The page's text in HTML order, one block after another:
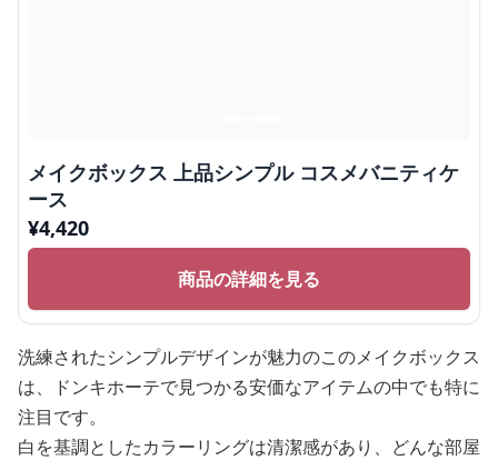
メイクボックス 上品シンプル コスメバニティケ
ース
¥4,420
商品の詳細を見る
洗練されたシンプルデザインが魅力のこのメイクボックス
は、ドンキホーテで見つかる安価なアイテムの中でも特に
注目です。
白を基調としたカラーリングは清潔感があり、どんな部屋